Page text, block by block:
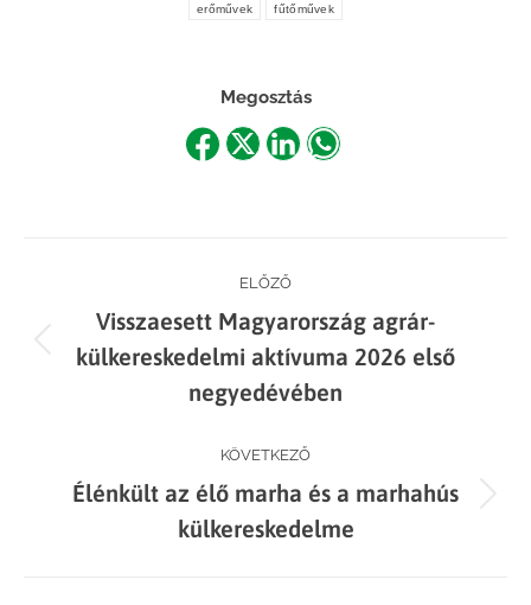
erőművek fűtőművek
Megosztás
ShareShareShareShare
navigation
ELŐZŐ
Previous
post:
Visszaesett Magyarország agrár-
külkereskedelmi aktívuma 2026 első
negyedévében
KÖVETKEZŐ
Next
post:
Élénkült az élő marha és a marhahús
külkereskedelme